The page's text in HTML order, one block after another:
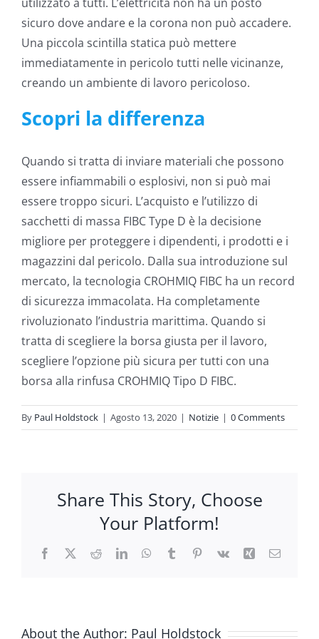
sicuro dove andare e la corona non può accadere.
Una piccola scintilla statica può mettere
immediatamente in pericolo tutti nelle vicinanze,
creando un ambiente di lavoro pericoloso.
Scopri la differenza
Quando si tratta di inviare materiali che possono
essere infiammabili o esplosivi, non si può mai
essere troppo sicuri. L’acquisto e l’utilizzo di
sacchetti di massa FIBC Type D è la decisione
migliore per proteggere i dipendenti, i prodotti e i
magazzini dal pericolo. Dalla sua introduzione sul
mercato, la tecnologia CROHMIQ FIBC ha un record
di sicurezza immacolata. Ha completamente
rivoluzionato l’industria marittima. Quando si
tratta di scegliere la borsa giusta per il lavoro,
scegliere l’opzione più sicura per tutti con una
borsa alla rinfusa CROHMIQ Tipo D FIBC.
By Paul Holdstock | Agosto 13, 2020 | Notizie | 0 Comments
Share This Story, Choose
Your Platform!
Facebook
X RedditLinkedInWhatsApp
TumblrPinterest
Vk Xing Email
About the Author: Paul Holdstock